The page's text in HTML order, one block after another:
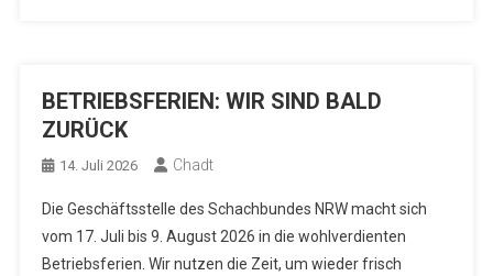
BETRIEBSFERIEN: WIR SIND BALD
ZURÜCK
14. Juli 2026 Chadt
Die Geschäftsstelle des Schachbundes NRW macht sich
vom 17. Juli bis 9. August 2026 in die wohlverdienten
Betriebsferien. Wir nutzen die Zeit, um wieder frisch